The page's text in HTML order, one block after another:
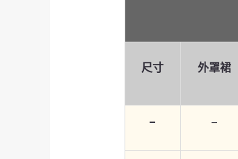
尺寸 外罩裙
– –